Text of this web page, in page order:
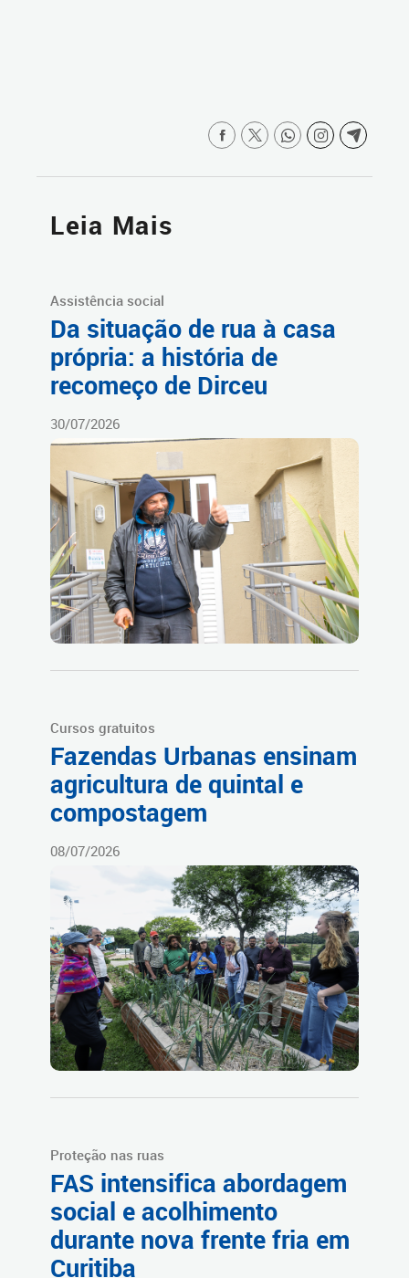
Leia Mais
Assistência social
Da situação de rua à casa
própria: a história de
recomeço de Dirceu
30/07/2026
Cursos gratuitos
Fazendas Urbanas ensinam
agricultura de quintal e
compostagem
08/07/2026
Proteção nas ruas
FAS intensifica abordagem
social e acolhimento
durante nova frente fria em
Curitiba